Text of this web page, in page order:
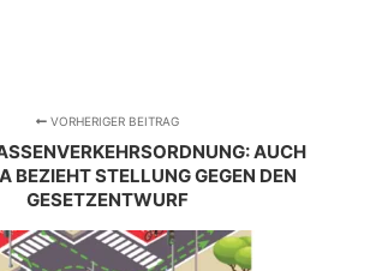
VORHERIGER BEITRAG
AUCH F
STELLUNG GEGEN DEN G
ESETZENTWURF